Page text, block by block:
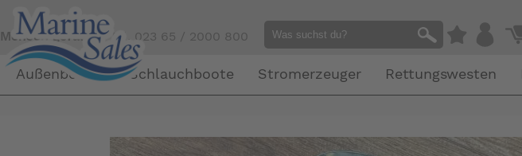
Mensch gefällig?Tel. 023 65 / 2000 800
Außenborder Schlauchboote Stromerzeuger Rettungswesten